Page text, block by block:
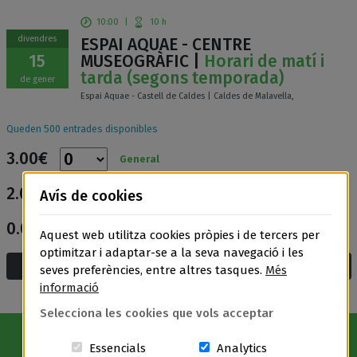
divendres
15
de gener
10:00 10 h
ESPAI AQUAE - CENTRE
MUSEOGRÀFIC | Horari de matí i
tarda (segons temporada)
Espai Aquae - Castell de Caldes | Caldes de Malavella,
Queden 500 entrades disponibles
3.00€ General
2.00€ Entrada reduïda
0.00€ Entrada gratuïta
Afegeix a la cistella i compra
Avís Legal|Política de privacitat|Política de cookies
Avís de cookies
Aquest web utilitza cookies pròpies i de tercers per
optimitzar i adaptar-se a la seva navegació i les
seves preferències, entre altres tasques. Més
informació
Selecciona les cookies que vols acceptar
Essencials Aquestes cookies són essencials
AnalyticsCookies related